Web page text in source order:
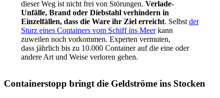
dieser Weg ist nicht frei von Störungen. Verlade-
Unfälle, Brand oder Diebstahl verhindern in
Einzelfällen, dass die Ware ihr Ziel erreicht. Selbst der
Sturz eines Containers vom Schiff ins Meerkann
zuweilen noch vorkommen. Experten vermuten,
dass jährlich bis zu 10.000 Container auf die eine oder
andere Art und Weise verloren gehen.
Containerstopp bringt die Geldströme ins Stocken